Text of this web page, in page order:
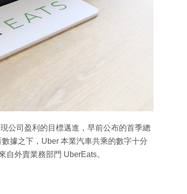
公司盈利的目標邁進，早前公布的首季總
據之下，Uber 本業汽車共乘的數字十分
自外賣業務部門 UberEats。